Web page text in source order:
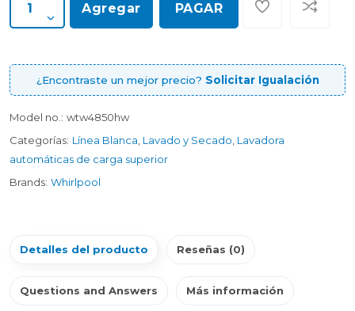
Agregar PAGAR
¿Encontraste un mejor precio? Solicitar Igualación
Model no.: wtw4850hw
Categorías: Línea Blanca Lavado y Secado Lavadora
automáticas de carga superior
Brands: Whirlpool
Detalles del producto Reseñas (0)
Questions and Answers Más información